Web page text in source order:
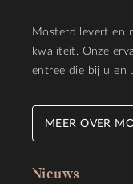
Mosterd levert en
kwaliteit. Onze
entree die bij u en
MEER OVER
Nieuws